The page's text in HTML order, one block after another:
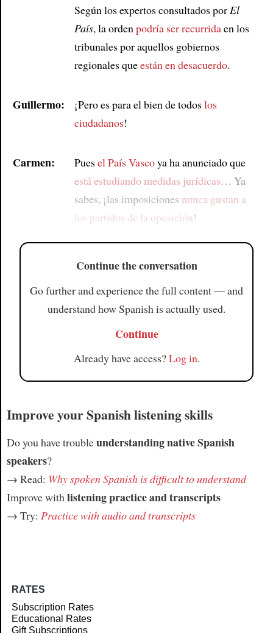
Según los expertos consultados por El
País, la orden podría ser recurridaen los
tribunales por aquellos gobiernos
regionales queestán en desacuerdo.
Guillermo: ¡Pero es para el bien de todoslos
ciudadanos!
Carmen: Puesel País Vascoya ha anunciado que
está estudiando medidas jurídicas… Ya
sabes, ¡las imposiciones nunca gustan a
los partidos de la oposición!
Continue the conversation
Go further and experience the full content — and
understand how Spanish is actually used.
Continue
Already have access?Log in.
Improve your Spanish listening skills
Do you have troubleunderstanding native Spanish
speakers?
→ Read: Why spoken Spanish is difficult to understand
Improve withlistening practice and transcripts
→ Try: Practice with audio and transcripts
RATES
Subscription Rates
Educational Rates
Gift Subscriptions